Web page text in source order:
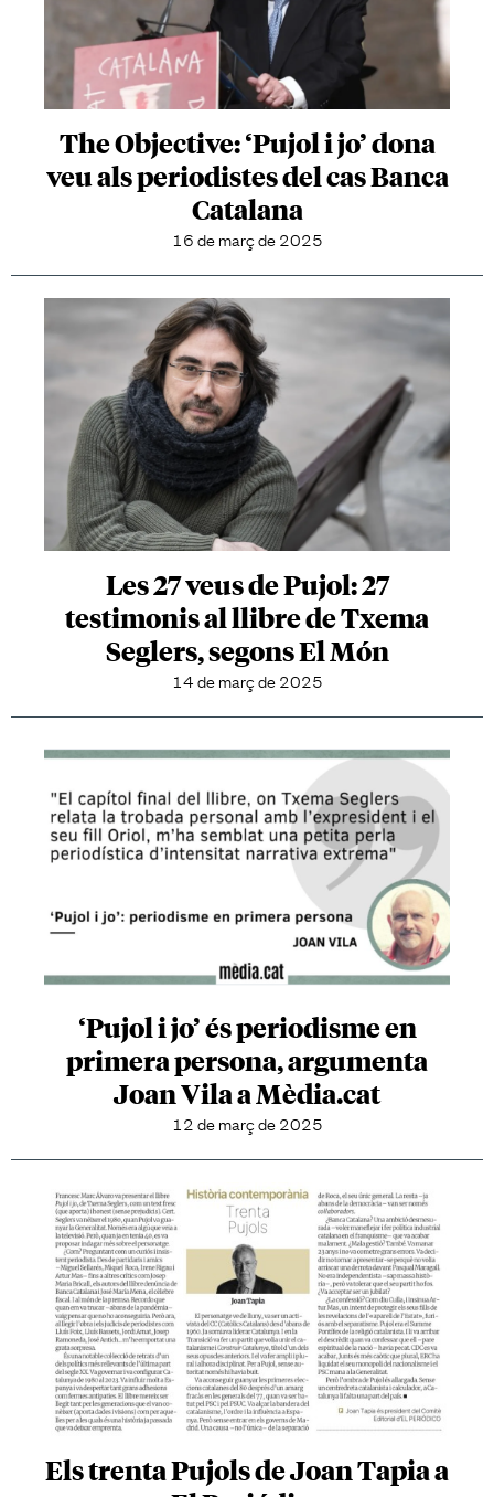
The Objective: ‘Pujol i jo’ dona
veu als periodistes del cas Banca
Catalana
16 de març de 2025
Les 27 veus de Pujol: 27
testimonis al llibre de Txema
Seglers, segons El Món
14 de març de 2025
‘Pujol i jo’ és periodisme en
primera persona, argumenta
Joan Vila a Mèdia.cat
12 de març de 2025
Els trenta Pujols de Joan Tapia a